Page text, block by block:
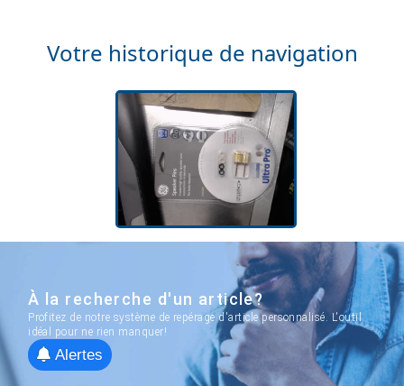
Votre historique de navigation
À la recherche d'un article?
Profitez de notre système de repérage d'article personnalisé. L'outil
idéal pour ne rien manquer!
Alertes